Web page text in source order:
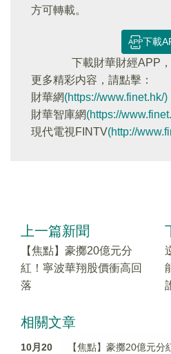
方可轉載。
下載
下載財華財經APP
更多精彩内容，請點擊：
財華網(https://www.finet.hk/)
財華智庫網(https://
現代電視FINTV(http://
上一篇新聞
【焦點】豪擲20億元分
紅！寧波華翔股價衝高回
落
相關文章
10月20
【焦點】豪擲20億元